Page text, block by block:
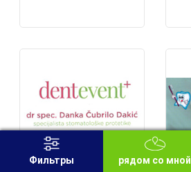
STOMATOLOŠKA
Фильтры рядом со мной